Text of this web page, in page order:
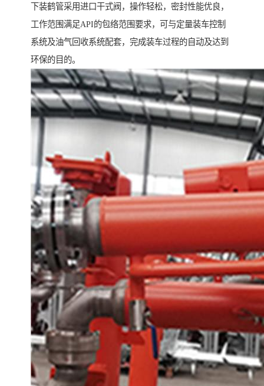
下装鹤管采用进口干式阀，操作轻松，密封性能优良，
工作范围满足API的包络范围要求，可与定量装车控制
系统及油气回收系统配套，完成装车过程的自动及达到
环保的目的。